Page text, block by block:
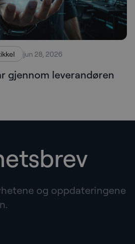
jun 28, 2026
gjennom leverandøren
og oppdateringene